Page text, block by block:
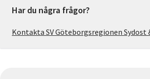
Har du några frågor?
Kontakta SV Göteborgsregionen Sydost